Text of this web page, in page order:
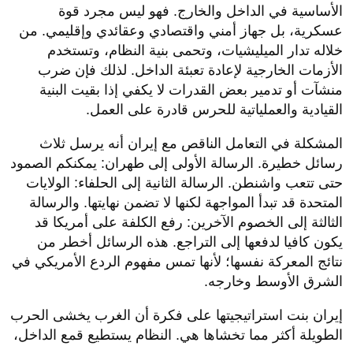
الأساسية في الداخل والخارج. فهو ليس مجرد قوة
عسكرية، بل جهاز أمني واقتصادي وعقائدي وإقليمي. من
خلاله تدار الميليشيات، وتحمى بنية النظام، وتستخدم
الأزمات الخارجية لإعادة تعبئة الداخل. لذلك فإن ضرب
منشآت أو تدمير بعض القدرات لا يكفي إذا بقيت البنية
القيادية والعملياتية للحرس قادرة على العمل.
المشكلة في التعامل الناقص مع إيران أنه يرسل ثلاث
رسائل خطيرة. الرسالة الأولى إلى طهران: يمكنكم الصمود
حتى تتعب واشنطن. الرسالة الثانية إلى الحلفاء: الولايات
المتحدة قد تبدأ المواجهة لكنها لا تضمن نهايتها. والرسالة
الثالثة إلى الخصوم الآخرين: رفع الكلفة على أمريكا قد
يكون كافيا لدفعها إلى التراجع. هذه الرسائل أخطر من
نتائج المعركة نفسها؛ لأنها تمس مفهوم الردع الأمريكي في
الشرق الأوسط وخارجه.
إيران بنت استراتيجيتها على فكرة أن الغرب يخشى الحرب
الطويلة أكثر مما تخشاها هي. النظام يستطيع قمع الداخل،